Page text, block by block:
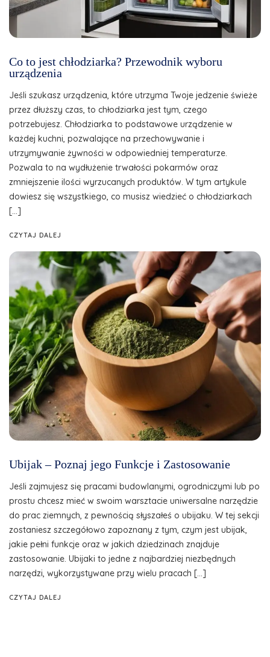
Co to jest chłodziarka? Przewodnik wyboru
urządzenia
Jeśli szukasz urządzenia, które utrzyma Twoje jedzenie świeże
przez dłuższy czas, to chłodziarka jest tym, czego
potrzebujesz. Chłodziarka to podstawowe urządzenie w
każdej kuchni, pozwalające na przechowywanie i
utrzymywanie żywności w odpowiedniej temperaturze.
Pozwala to na wydłużenie trwałości pokarmów oraz
zmniejszenie ilości wyrzucanych produktów. W tym artykule
dowiesz się wszystkiego, co musisz wiedzieć o chłodziarkach
[…]
CZYTAJ DALEJ
Ubijak – Poznaj jego Funkcje i Zastosowanie
Jeśli zajmujesz się pracami budowlanymi, ogrodniczymi lub po
prostu chcesz mieć w swoim warsztacie uniwersalne narzędzie
do prac ziemnych, z pewnością słyszałeś o ubijaku. W tej sekcji
zostaniesz szczegółowo zapoznany z tym, czym jest ubijak,
jakie pełni funkcje oraz w jakich dziedzinach znajduje
zastosowanie. Ubijaki to jedne z najbardziej niezbędnych
narzędzi, wykorzystywane przy wielu pracach […]
CZYTAJ DALEJ